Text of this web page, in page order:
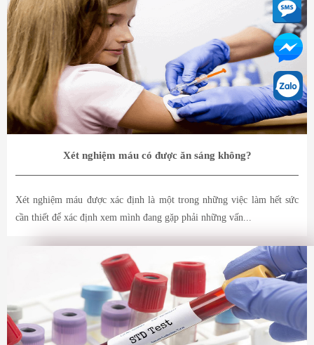
Xét nghiệm máu có được ăn sáng không?
Xét nghiệm máu được xác định là một trong những việc làm hết sức
cần thiết để xác định xem mình đang gặp phải những vấn...